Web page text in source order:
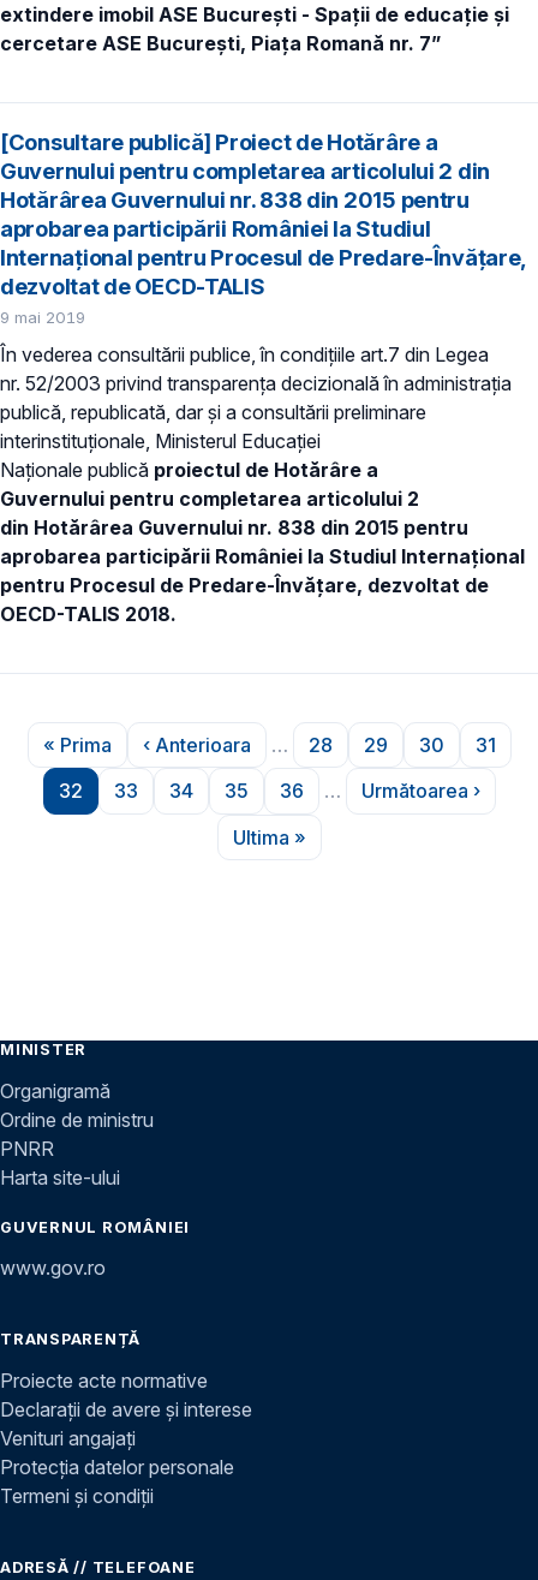
extindere imobil ASE București - Spații de educație și
cercetare ASE București, Piața Romană nr. 7”
[Consultare publică] Proiect de Hotărâre a
Guvernului pentru completarea articolului 2 din
Hotărârea Guvernului nr. 838 din 2015 pentru
aprobarea participării României la Studiul
Internațional pentru Procesul de Predare-Învățare,
dezvoltat de OECD-TALIS
9 mai 2019
În vederea consultării publice, în condiţiile art.7 din Legea
nr. 52/2003 privind transparenţa decizională în administraţia
publică, republicată, dar și a consultării preliminare
interinstituționale, Ministerul Educaţiei
Naţionale publică proiectul de Hotărâre a
Guvernului pentru completarea articolului 2
din Hotărârea Guvernului nr. 838 din 2015 pentru
aprobarea participării României la Studiul Internațional
pentru Procesul de Predare-Învățare, dezvoltat de
OECD-TALIS 2018.
Paginare
Prima pagină
« Prima
Pagina anterioară
‹ Anterioara …
Pagina
28
Pagina
29
Pagina
30 31
Pagina
32
Pagina
33
Pagina
34
Pagina
35
Pagina
36 …
Pagina
Următoarea ›
Ultima pagină
Ultima »
MINISTER
Organigramă
Ordine de ministru
PNRR
Harta site-ului
GUVERNUL ROMÂNIEI
www.gov.ro
TRANSPARENȚĂ
Proiecte acte normative
Declarații de avere și interese
Venituri angajați
Protecția datelor personale
Termeni și condiții
ADRESĂ // TELEFOANE